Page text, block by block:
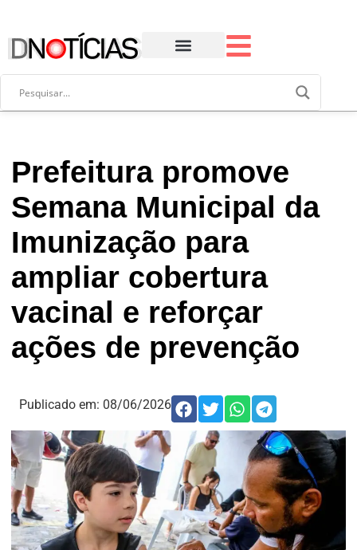
Prefeitura promove
Semana Municipal da
Imunização para
ampliar cobertura
vacinal e reforçar
ações de prevenção
Publicado em: 08/06/2026